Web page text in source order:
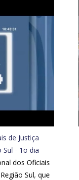
de Justiça
Sul - 1o dia
dos Oficiais
Sul, que